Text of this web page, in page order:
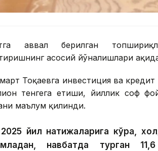
аввал берилган
асосий йўналишлари
Тоқаевга инвестиция ва
тенгега етиши, йиллик соф
маълум қилинди.
йил натижаларига кўра,
навбатда турган